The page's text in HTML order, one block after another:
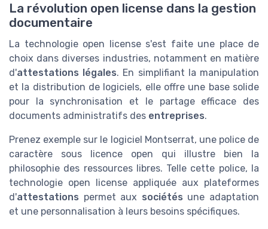
La révolution open license dans la gestion
documentaire
La technologie open license s'est faite une place de
choix dans diverses industries, notamment en matière
d'attestations légales. En simplifiant la manipulation
et la distribution de logiciels, elle offre une base solide
pour la synchronisation et le partage efficace des
documents administratifs des entreprises.
Prenez exemple sur le logiciel Montserrat, une police de
caractère sous licence open qui illustre bien la
philosophie des ressources libres. Telle cette police, la
technologie open license appliquée aux plateformes
d'attestations permet aux sociétés une adaptation
et une personnalisation à leurs besoins spécifiques.